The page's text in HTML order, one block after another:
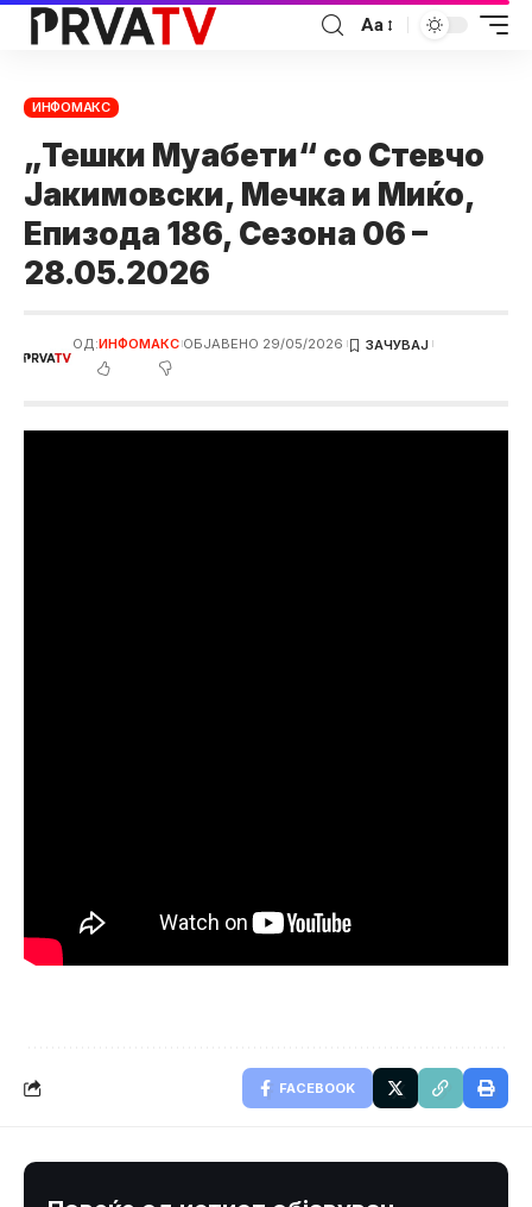
Аа
ИНФОМАКС
„Тешки Муабети“ со Стевчо
Јакимовски, Мечка и Миќо,
Eпизода 186, Сезона 06 –
28.05.2026
ОД:ИНФОМАКС ОБЈАВЕНО 29/05/2026
FACEBOOK